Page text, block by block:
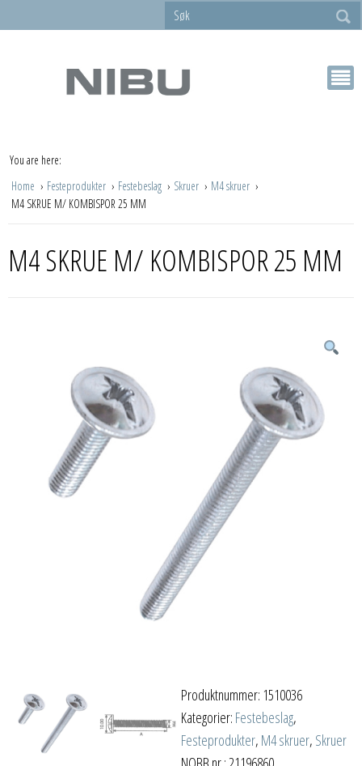
You are here:
Home
Festeprodukter Festebeslag Skruer
M4 skruer
M4 SKRUE M/ KOMBISPOR 25 MM
M4 SKRUE M/ KOMBISPOR 25 MM
Produktnummer: 1510036
Kategorier: Festebeslag,
Festeprodukter, M4 skruer, Skruer